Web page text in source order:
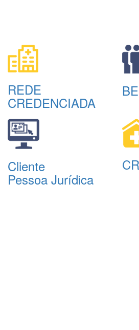
REDE
CREDENCIADA
Cliente
Pessoa Jurídica